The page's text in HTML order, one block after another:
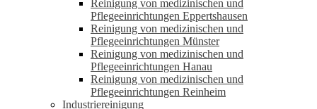
Reinigung von medizinischen und
Pflegeeinrichtungen Eppertshausen
Reinigung von medizinischen und
Pflegeeinrichtungen Münster
Reinigung von medizinischen und
Pflegeeinrichtungen Hanau
Reinigung von medizinischen und
Pflegeeinrichtungen Reinheim
Industriereinigung